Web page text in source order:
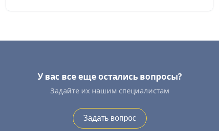
У вас все еще остались вопросы?
Задайте их нашим специалистам
Задать вопрос